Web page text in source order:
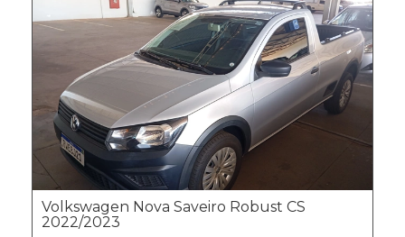
Volkswagen Nova Saveiro Robust CS
2022/2023